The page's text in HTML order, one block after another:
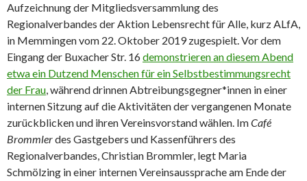
Aufzeichnung der Mitgliedsversammlung des
Regionalverbandes der Aktion Lebensrecht für Alle, kurz ALfA,
in Memmingen vom 22. Oktober 2019 zugespielt. Vor dem
Eingang der Buxacher Str. 16demonstrieren an diesem Abend
etwa ein Dutzend Menschen für ein Selbstbestimmungsrecht
der Frau, während drinnen Abtreibungsgegner*innen in einer
internen Sitzung auf die Aktivitäten der vergangenen Monate
zurückblicken und ihren Vereinsvorstand wählen. ImCafé
Brommlerdes Gastgebers und Kassenführers des
Regionalverbandes, Christian Brommler, legt Maria
Schmölzing in einer internen Vereinsaussprache am Ende der